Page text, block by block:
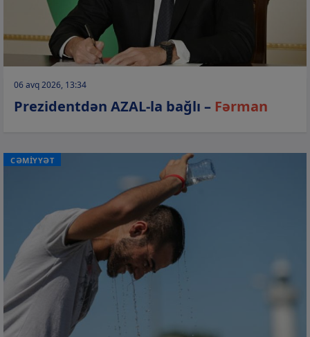
06 avq 2026, 13:34
Prezidentdən AZAL-la bağlı – Fərman
CƏMİYYƏT